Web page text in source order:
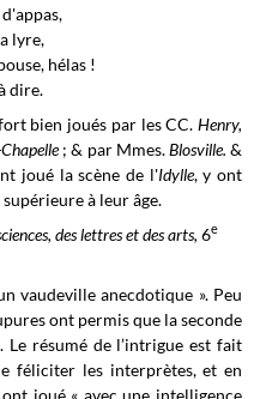
lyre,
hélas !
dire.
bien joués par les CC. Henry,
; & par Mmes.Blosville.&
joué la scène de l'Idylle, yont
à leur âge.
des lettres et des arts, 6e
vaudeville anecdotique ». Peu
ont permis que la seconde
résumé de l’intrigue est fait
féliciter les interprètes, et en
joué « avec une intelligence